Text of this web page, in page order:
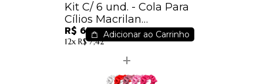
Kit C/ 6 und. - Cola Para
Cílios Macrilan
Transparente CA-001 /
10,10
R$ 65,78
12x R$ 7,42
Adicionar ao Carrinho